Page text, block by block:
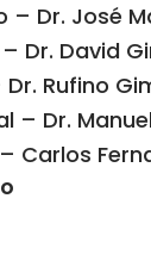
– Dr. José
Dr. David
Rufino
– Dr.
Carlos